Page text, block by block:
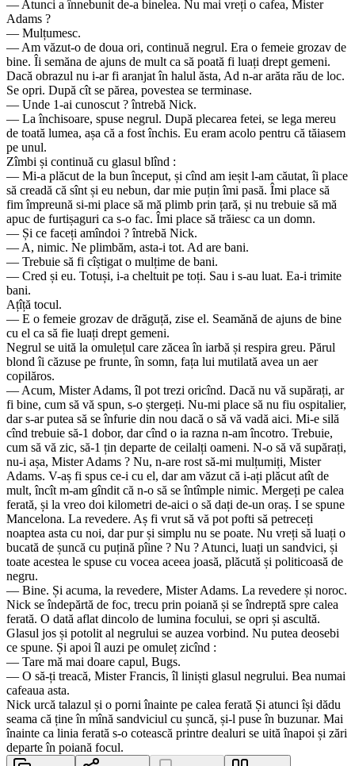
— Atunci a înnebunit de-a binelea. Nu mai vreți o cafea, Mister
Adams ?
— Mulțumesc.
— Am văzut-o de doua ori, continuă negrul. Era o femeie grozav de
bine. Îi semăna de ajuns de mult ca să poată fi luați drept gemeni.
Dacă obrazul nu i-ar fi aranjat în halul ăsta, Ad n-ar arăta rău de loc.
Se opri. După cît se părea, povestea se terminase.
— Unde 1-ai cunoscut ? întrebă Nick.
— La închisoare, spuse negrul. După plecarea fetei, se lega mereu
de toată lumea, așa că a fost închis. Eu eram acolo pentru că tăiasem
pe unul.
Zîmbi și continuă cu glasul blînd :
— Mi-a plăcut de la bun început, și cînd am ieșit l-am căutat, îi place
să creadă că sînt și eu nebun, dar mie puțin îmi pasă. Îmi place să
fim împreună si-mi place să mă plimb prin țară, și nu trebuie să mă
apuc de furtișaguri ca s-o fac. Îmi place să trăiesc ca un domn.
— Și ce faceți amîndoi ? întrebă Nick.
— A, nimic. Ne plimbăm, asta-i tot. Ad are bani.
— Trebuie să fi cîștigat o mulțime de bani.
— Cred și eu. Totuși, i-a cheltuit pe toți. Sau i s-au luat. Ea-i trimite
bani.
Ațîță tocul.
— E o femeie grozav de drăguță, zise el. Seamănă de ajuns de bine
cu el ca să fie luați drept gemeni.
Negrul se uită la omulețul care zăcea în iarbă și respira greu. Părul
blond îi căzuse pe frunte, în somn, fața lui mutilată avea un aer
copilăros.
— Acum, Mister Adams, îl pot trezi oricînd. Dacă nu vă supărați, ar
fi bine, cum să vă spun, s-o ștergeți. Nu-mi place să nu fiu ospitalier,
dar s-ar putea să se înfurie din nou dacă o să vă vadă aici. Mi-e silă
cînd trebuie să-1 dobor, dar cînd o ia razna n-am încotro. Trebuie,
cum să vă zic, să-1 țin departe de ceilalți oameni. N-o să vă supărați,
nu-i așa, Mister Adams ? Nu, n-are rost să-mi mulțumiți, Mister
Adams. V-aș fi spus ce-i cu el, dar am văzut că i-ați plăcut atît de
mult, încît m-am gîndit că n-o să se întîmple nimic. Mergeți pe calea
ferată, și la vreo doi kilometri de-aici o să dați de-un oraș. I se spune
Mancelona. La revedere. Aș fi vrut să vă pot pofti să petreceți
noaptea asta cu noi, dar pur și simplu nu se poate. Nu vreți să luați o
bucată de șuncă cu puțină pîine ? Nu ? Atunci, luați un sandvici, și
toate acestea le spuse cu vocea aceea joasă, plăcută și politicoasă de
negru.
— Bine. Și acuma, la revedere, Mister Adams. La revedere și noroc.
Nick se îndepărtă de foc, trecu prin poiană și se îndreptă spre calea
ferată. O dată aflat dincolo de lumina focului, se opri și ascultă.
Glasul jos și potolit al negrului se auzea vorbind. Nu putea deosebi
ce spune. Și apoi îl auzi pe omuleț zicînd :
— Tare mă mai doare capul, Bugs.
— O să-ți treacă, Mister Francis, îl liniști glasul negrului. Bea numai
cafeaua asta.
Nick urcă talazul și o porni înainte pe calea ferată Și atunci își dădu
seama că ține în mînă sandviciul cu șuncă, și-l puse în buzunar. Mai
înainte ca linia ferată s-o cotească printre dealuri se uită înapoi și zări
departe în poiană focul.